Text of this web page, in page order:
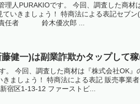
理人PURAKIOです。 今回、調査した商材
ていきましょう！ 特商法による表記
責任者 鈴木優次郎 ...
健一)は副業詐欺かタップして
。 今回、調査した商材は『株式会社OK』
きましょう！ 特商法による表記 販売事業
宿区1-13-12 ファーストビ...